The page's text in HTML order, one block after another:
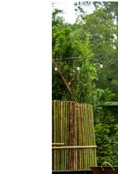
a
i
l
s
A
p
p